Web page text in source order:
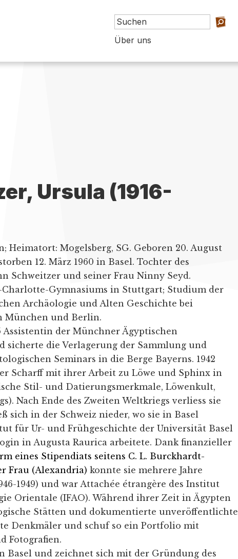
Über uns
Ursula (1916-
Heimatort: Mogelsberg, SG. Geboren 20. August
12. März 1960 in Basel. Tochter des
Schweitzer und seiner Frau Ninny Seyd.
Charlotte-Gymnasiums in Stuttgart; Studium der
Archäologie und Alten Geschichte bei
München und Berlin.
Assistentin der Münchner Ägyptischen
sicherte die Verlagerung der Sammlung und
Seminars in die Berge Bayerns. 1942
Scharff mit ihrer Arbeit zu Löwe und Sphinx in
Stil- und Datierungsmerkmale, Löwenkult,
Nach Ende des Zweiten Weltkriegs verliess sie
sich in der Schweiz nieder, wo sie in Basel
für Ur- und Frühgeschichte der Universität Basel
in Augusta Raurica arbeitete. Dank finanzieller
eines Stipendiats seitens C. L. Burckhardt-
Frau (Alexandria) konnte sie mehrere Jahre
1949) und war Attachée étrangère des Institut
Orientale (IFAO). Während ihrer Zeit in Ägypten
Stätten und dokumentierte unveröffentlichte
Denkmäler und schuf so ein Portfolio mit
Fotografien.
Basel und zeichnet sich mit der Gründung des